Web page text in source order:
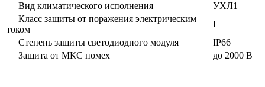
Вид климатического исполнения
УХЛ1
Класс защиты от поражения электрическим
током
I
Степень защиты светодиодного модуля
IP66
Защита от МКС помех
до 2000 В